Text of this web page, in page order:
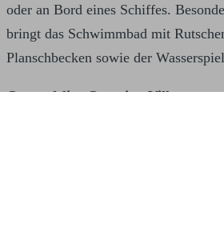
oder an Bord eines Schiffes.
bringt das Schwimmbad mit
Planschbecken sowie der
Campofelice Camping Village